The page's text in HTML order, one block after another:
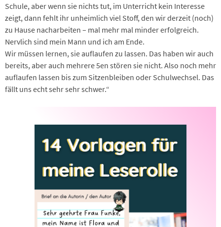
Schule, aber wenn sie nichts tut, im Unterricht kein Interesse
zeigt, dann fehlt ihr unheimlich viel Stoff, den wir derzeit (noch)
zu Hause nacharbeiten – mal mehr mal minder erfolgreich.
Nervlich sind mein Mann und ich am Ende.
Wir müssen lernen, sie auflaufen zu lassen. Das haben wir auch
bereits, aber auch mehrere 5en stören sie nicht. Also noch mehr
auflaufen lassen bis zum Sitzenbleiben oder Schulwechsel. Das
fällt uns echt sehr sehr schwer.“